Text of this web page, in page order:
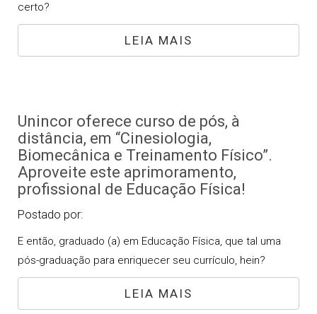
certo?
LEIA MAIS
Unincor oferece curso de pós, à
distância, em “Cinesiologia,
Biomecânica e Treinamento Físico”.
Aproveite este aprimoramento,
profissional de Educação Física!
Postado por:
E então, graduado (a) em Educação Física, que tal uma
pós-graduação para enriquecer seu currículo, hein?
LEIA MAIS